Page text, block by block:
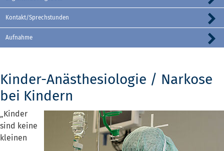
Kontakt/Sprechstunden
Aufnahme
Kinder-Anästhesiologie / Narkose
bei Kindern
„Kinder
sind keine
kleinen